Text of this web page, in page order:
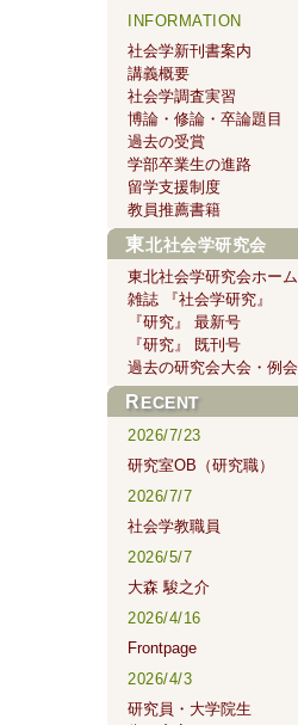
INFORMATION
社会学新刊書案内
講義概要
社会学調査実習
博論・修論・卒論題目
過去の受賞
学部卒業生の進路
留学支援制度
教員推薦書籍
東北社会学研究会
東北社会学研究会ホーム
雑誌 『社会学研究』
『研究』 最新号
『研究』 既刊号
過去の研究会大会・例会
RECENT
2026/7/23
研究室OB（研究職）
2026/7/7
社会学教職員
2026/5/7
大森 駿之介
2026/4/16
Frontpage
2026/4/3
研究員・大学院生